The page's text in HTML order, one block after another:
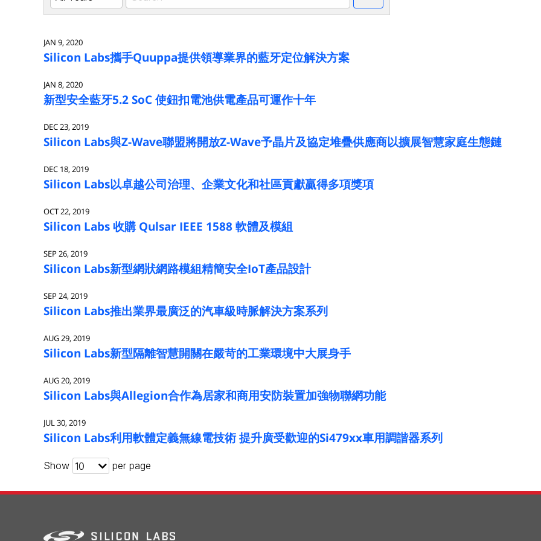
Keywords
JAN 9, 2020
Silicon Labs攜手Quuppa提供領導業界的藍牙定位解決方案
JAN 8, 2020
新型安全藍牙5.2 SoC 使鈕扣電池供電產品可運作十年
DEC 23, 2019
Silicon Labs與Z-Wave聯盟將開放Z-Wave予晶片及協定堆疊供應商以擴展智慧家庭生態鏈
DEC 18, 2019
Silicon Labs以卓越公司治理、企業文化和社區貢獻贏得多項獎項
OCT 22, 2019
Silicon Labs 收購 Qulsar IEEE 1588 軟體及模組
SEP 26, 2019
Silicon Labs新型網狀網路模組精簡安全IoT產品設計
SEP 24, 2019
Silicon Labs推出業界最廣泛的汽車級時脈解決方案系列
AUG 29, 2019
Silicon Labs新型隔離智慧開關在嚴苛的工業環境中大展身手
AUG 20, 2019
Silicon Labs與Allegion合作為居家和商用安防裝置加強物聯網功能
JUL 30, 2019
Silicon Labs利用軟體定義無線電技術 提升廣受歡迎的Si479xx車用調諧器系列
Show 10 per page